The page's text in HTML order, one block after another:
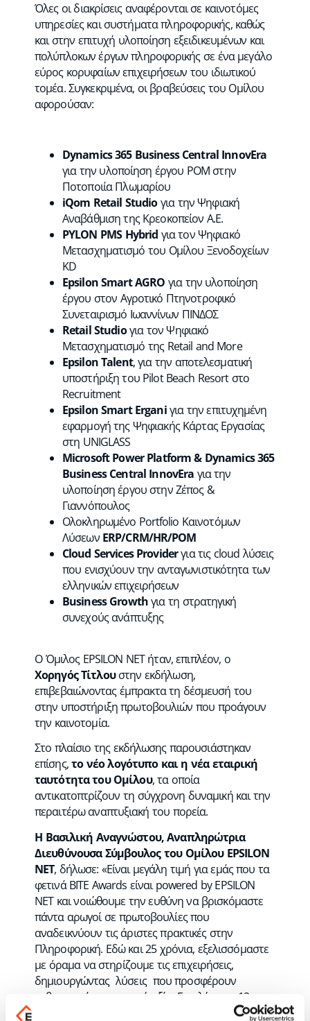
Όλες οι διακρίσεις αναφέρονται σε καινοτόμες
υπηρεσίες και συστήματα πληροφορικής, καθώς
και στην επιτυχή υλοποίηση εξειδικευμένων και
πολύπλοκων έργων πληροφορικής σε ένα μεγάλο
εύρος κορυφαίων επιχειρήσεων του ιδιωτικού
τομέα. Συγκεκριμένα, οι βραβεύσεις του Ομίλου
αφορούσαν:
Dynamics 365 Business Central InnovEra
για την υλοποίηση έργου POM στην
Ποτοποιία Πλωμαρίου
iQom Retail Studioγια την Ψηφιακή
Αναβάθμιση της Κρεοκοπείον Α.Ε.
PYLON PMS Hybrid για τον Ψηφιακό
Μετασχηματισμό του Ομίλου Ξενοδοχείων
KD
Epsilon Smart AGRO για την υλοποίηση
έργου στον Αγροτικό Πτηνοτροφικό
Συνεταιρισμό Ιωαννίνων ΠΙΝΔΟΣ
Retail Studioγια τον Ψηφιακό
Μετασχηματισμό της Retail and More
Epsilon Talent, για την αποτελεσματική
υποστήριξη του Pilot Beach Resort στο
Recruitment
Epsilon Smart Erganiγια την επιτυχημένη
εφαρμογή της Ψηφιακής Κάρτας Εργασίας
στη UNIGLASS
Microsoft Power Platform & Dynamics 365
Business Central InnovEra για την
υλοποίηση έργου στην Ζέπος &
Γιαννόπουλος
Ολοκληρωμένο Portfolio Καινοτόμων
Λύσεων ERP/CRM/HR/POM
Cloud Services Providerγια τις cloud λύσεις
που ενισχύουν την ανταγωνιστικότητα των
ελληνικών επιχειρήσεων
Business Growthγια τη στρατηγική
συνεχούς ανάπτυξης
Ο Όμιλος EPSILON NET ήταν, επιπλέον, ο
Χορηγός Τίτλουστην εκδήλωση,
επιβεβαιώνοντας έμπρακτα τη δέσμευσή του
στην υποστήριξη πρωτοβουλιών που προάγουν
την καινοτομία.
Στο πλαίσιο της εκδήλωσης παρουσιάστηκαν
επίσης,το νέο λογότυπο και η νέα εταιρική
ταυτότητα του Ομίλου, τα οποία
αντικατοπτρίζουν τη σύγχρονη δυναμική και την
περαιτέρω αναπτυξιακή του πορεία.
Η Βασιλική Αναγνώστου, Αναπληρώτρια
Διευθύνουσα Σύμβουλος του Ομίλου EPSILON
NET, δήλωσε: «Είναι μεγάλη τιμή για εμάς που τα
φετινά BITE Awards είναι powered by EPSILON
NET και νοιώθουμε την ευθύνη να βρισκόμαστε
πάντα αρωγοί σε πρωτοβουλίες που
αναδεικνύουν τις άριστες πρακτικές στην
Πληροφορική. Εδώ και 25 χρόνια, εξελισσόμαστε
με όραμα να στηρίζουμε τις επιχειρήσεις,
δημιουργώντας λύσεις που προσφέρουν
καθημερινά πραγματική αξία. Επιπλέον, οι 12
φετινές διακρίσεις στα BITE Awards 2025 και